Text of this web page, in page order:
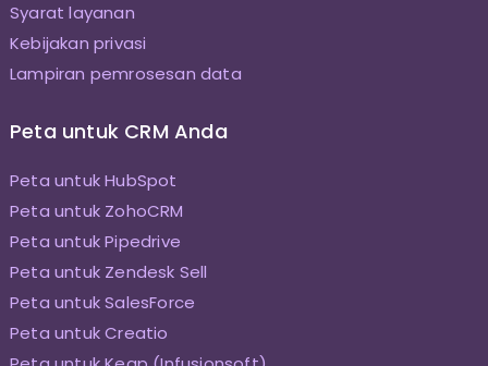
Syarat layanan
Kebijakan privasi
Lampiran pemrosesan data
Peta untuk CRM Anda
Peta untuk HubSpot
Peta untuk ZohoCRM
Peta untuk Pipedrive
Peta untuk Zendesk Sell
Peta untuk SalesForce
Peta untuk Creatio